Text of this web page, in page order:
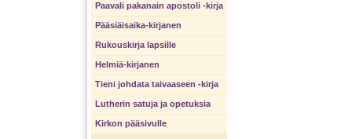
Paavali pakanain apostoli -kirja
Pääsiäisaika-kirjanen
Rukouskirja lapsille
Helmiä-kirjanen
Tieni johdata taivaaseen -kirja
Lutherin satuja ja opetuksia
Kirkon pääsivulle